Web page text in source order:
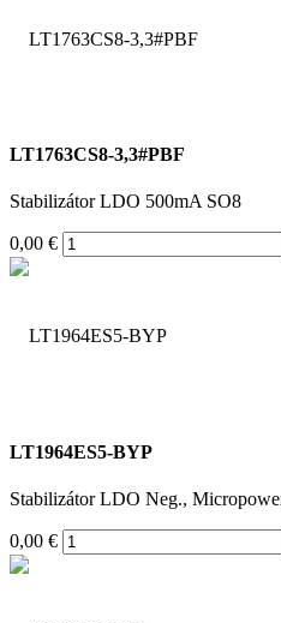
LT1763CS8-3,3#PBF
Stabilizátor LDO 500mA SO8
0,00 €
LT1964ES5-BYP
Stabilizátor LDO Neg.,
0,00 €